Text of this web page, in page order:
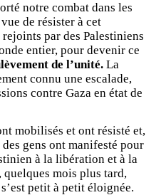
notre combat dans les
de résister à cet
par des Palestiniens
entier, pour devenir ce
de l’unité. La
connu une escalade,
contre Gaza en état de
mobilisés et ont résisté et,
gens ont manifesté pour
à la libération et à la
mois plus tard,
petit à petit éloignée.